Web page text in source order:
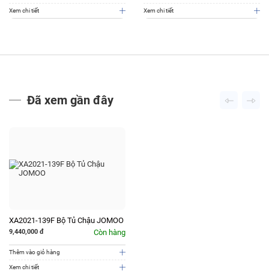
Xem chi tiết Xem chi tiết
Đã xem gần đây
XA2021-139F Bộ Tủ Chậu JOMOO
9,440,000 đ Còn hàng
Thêm vào giỏ hàng
Xem chi tiết